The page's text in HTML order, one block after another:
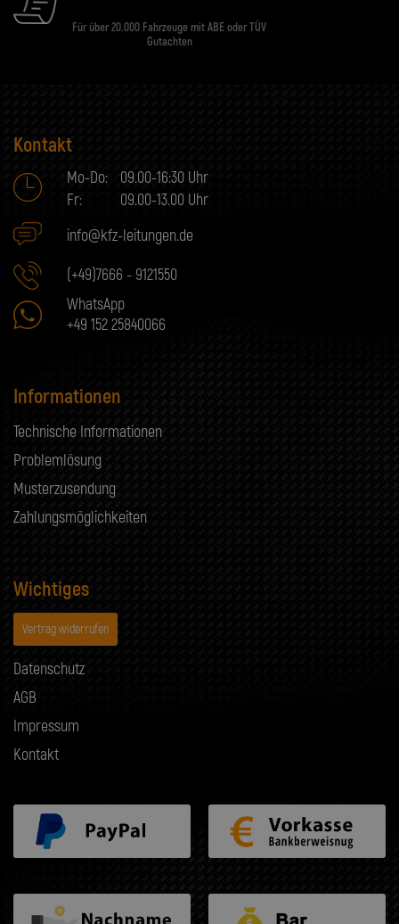
Für über 20.000 Fahrzeuge mit ABE oder TÜV
Gutachten
Kontakt
Mo-Do:
09.00-16:30 Uhr
Fr:
09.00-13.00 Uhr
info@kfz-leitungen.de
(+49)7666 - 9121550
WhatsApp
+49 152 25840066
Informationen
Technische Informationen
Problemlösung
Musterzusendung
Zahlungsmöglichkeiten
Wichtiges
Vertrag widerrufen
Datenschutz
AGB
Impressum
Kontakt